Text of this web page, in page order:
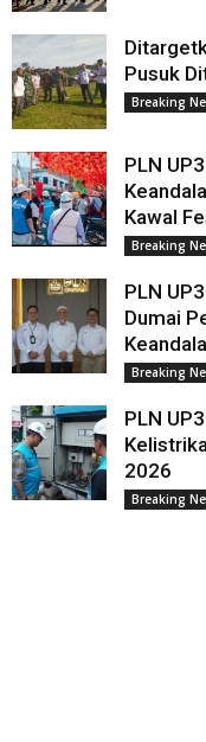
Pusuk
Breaking
PLN
Kawal
Breaking
PLN
Dumai
Breaking
PLN
2026
Breaking